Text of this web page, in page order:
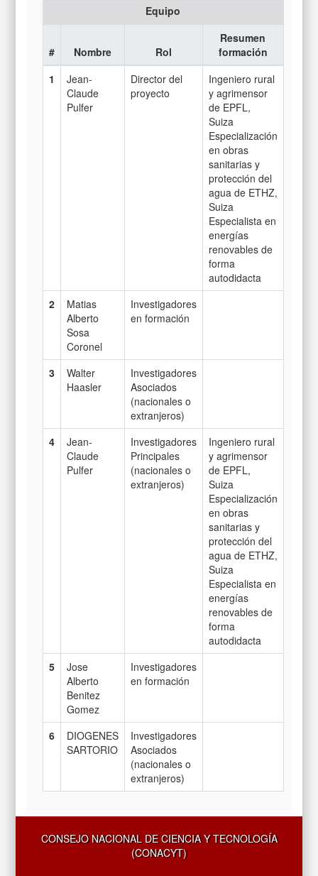
Equipo
# Nombre Rol
Resumen
formación
1
Jean-
Claude
Pulfer
Director del
proyecto
Ingeniero rural
y agrimensor
de EPFL,
Suiza
Especialización
en obras
sanitarias y
protección del
agua de ETHZ,
Suiza
Especialista en
energías
renovables de
forma
autodidacta
2
Matias
Alberto
Sosa
Coronel
Investigadores
en formación
3
Walter
Haasler
Investigadores
Asociados
(nacionales o
extranjeros)
4
Jean-
Claude
Pulfer
Investigadores
Principales
(nacionales o
extranjeros)
Ingeniero rural
y agrimensor
de EPFL,
Suiza
Especialización
en obras
sanitarias y
protección del
agua de ETHZ,
Suiza
Especialista en
energías
renovables de
forma
autodidacta
5
Jose
Alberto
Benitez
Gomez
Investigadores
en formación
6
DIOGENES
SARTORIO
Investigadores
Asociados
(nacionales o
extranjeros)
CONSEJO NACIONAL DE CIENCIA Y TECNOLOGÍA
(CONACYT)